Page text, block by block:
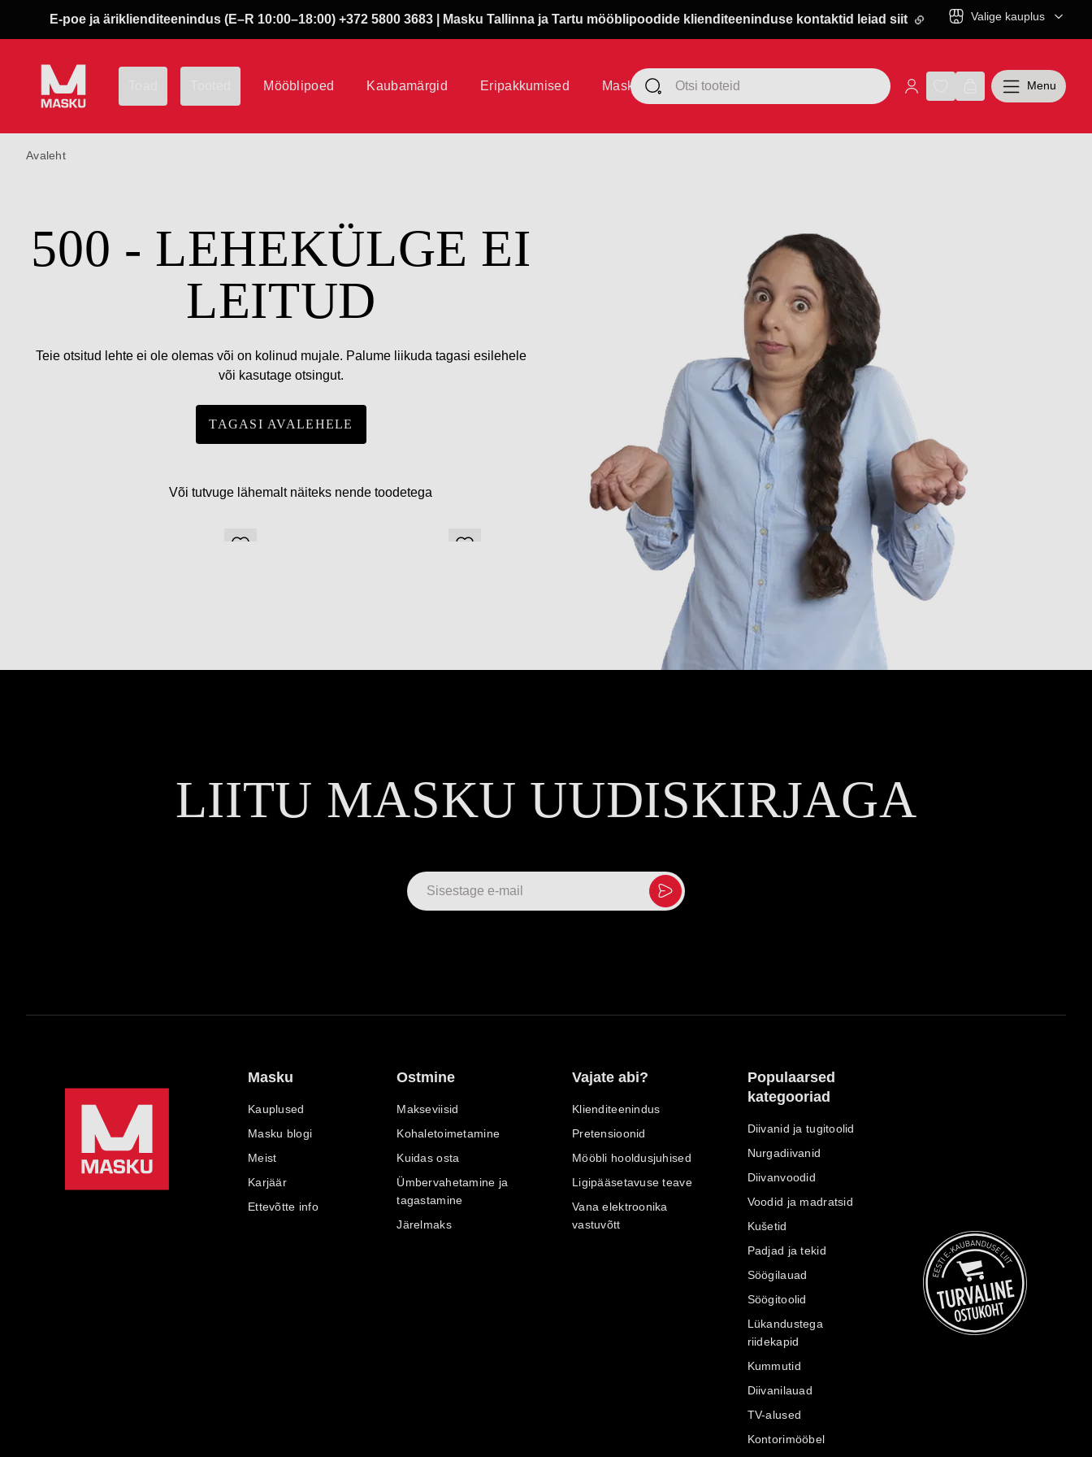
E-poe ja äriklienditeenindus (E–R 10:00–18:00) +372 5800 3683 | Masku Tallinna ja Tartu mööblipoodide klienditeeninduse kontaktid leiad siit Valige kauplus
Mööblipoed Kaubamärgid Eripakkumised Masku klubi Menu
Avaleht
500 - LEHEKÜLGE EI
LEITUD
Teie otsitud lehte ei ole olemas või on kolinud mujale. Palume liikuda tagasi esilehele
või kasutage otsingut.
TAGASI AVALEHELE
Või tutvuge lähemalt näiteks nende toodetega
LIITU MASKU UUDISKIRJAGA
Masku
Kauplused
Masku blogi
Meist
Karjäär
Ettevõtte info
Ostmine
Makseviisid
Kohaletoimetamine
Kuidas osta
Ümbervahetamine ja
tagastamine
Järelmaks
Vajate abi?
Klienditeenindus
Pretensioonid
Mööbli hooldusjuhised
Ligipääsetavuse teave
Vana elektroonika
vastuvõtt
Populaarsed
kategooriad
Diivanid ja tugitoolid
Nurgadiivanid
Diivanvoodid
Voodid ja madratsid
Kušetid
Padjad ja tekid
Söögilauad
Söögitoolid
Lükandustega
riidekapid
Kummutid
Diivanilauad
TV-alused
Kontorimööbel